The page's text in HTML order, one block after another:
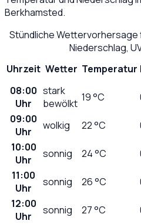
Berkhamsted.
Stündliche Wettervorhersage
Niederschlag,
Uhrzeit Wetter Temperatur
08:00
Uhr
stark
bewölkt 19°C
09:00
Uhr
wolkig 22°C
10:00
Uhr
sonnig 24°C
11:00
Uhr
sonnig 26°C
12:00
Uhr
sonnig 27°C